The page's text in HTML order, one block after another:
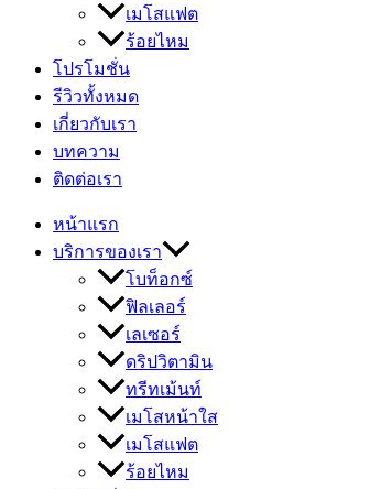
เมโสแฟต
ร้อยไหม
โปรโมชั่น
รีวิวทั้งหมด
เกี่ยวกับเรา
บทความ
ติดต่อเรา
หน้าแรก
บริการของเรา
โบท็อกซ์
ฟิลเลอร์
เลเซอร์
ดริปวิตามิน
ทรีทเม้นท์
เมโสหน้าใส
เมโสแฟต
ร้อยไหม